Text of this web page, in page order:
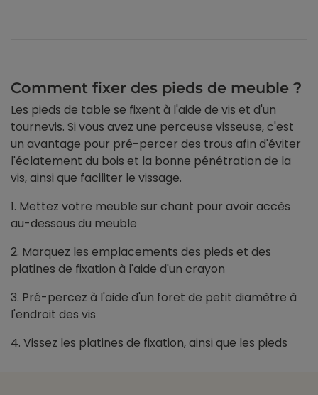
Comment fixer des pieds de meuble ?
Les pieds de table se fixent à l'aide de vis et d'un
tournevis. Si vous avez une perceuse visseuse, c'est
un avantage pour pré-percer des trous afin d'éviter
l'éclatement du bois et la bonne pénétration de la
vis, ainsi que faciliter le vissage.
1. Mettez votre meuble sur chant pour avoir accès
au-dessous du meuble
2. Marquez les emplacements des pieds et des
platines de fixation à l'aide d'un crayon
3. Pré-percez à l'aide d'un foret de petit diamètre à
l'endroit des vis
4. Vissez les platines de fixation, ainsi que les pieds